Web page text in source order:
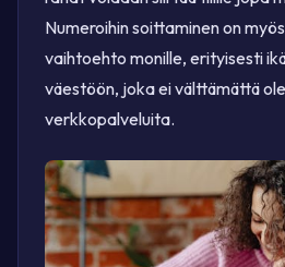
Numeroihin soittaminen on
vaihtoehto monille, erityisesti
väestöön, joka ei välttämättä
verkkopalveluita.